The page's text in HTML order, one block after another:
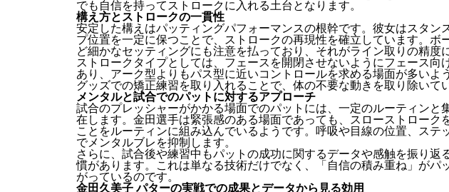
でも自信を持ってストロークに入れる土台となります。
構え方とストロークの一貫性
安定した構えはパッティングパフォーマンスの根幹です。彼女はスタン
プ位置を一定に保つことで、ストロークの再現性を確立しています。ボ
ど細かなセッティングにも注意を払っており、それがライン取りの精度
ストロークタイプとしては、フェースを開閉させないようにフェース向
あり、アーク型よりもパス型に近いコントロールを求める場面が多いよ
グッズでの矯正練習を取り入れることで、体の不要な動きを取り除いて
メンタルと試合でのパットに対するアプローチ
試合のプレッシャーがかかる場面でのパットには、一定のルーティンと
在します。金田選手は緊張感のある場面であっても、スローストローク
ことをルーティンに組み込んでいるようです。呼吸や目線の位置、ステ
でメンタルブレを抑制します。
さらに、試合後や練習中もパットの成功に関するデータや感触を振り返
慣があります。これは単なる技術だけでなく、「自信の積み重ね」がパ
がっているのです。
金田久美子 パターの実戦での成果とデータから見る効用